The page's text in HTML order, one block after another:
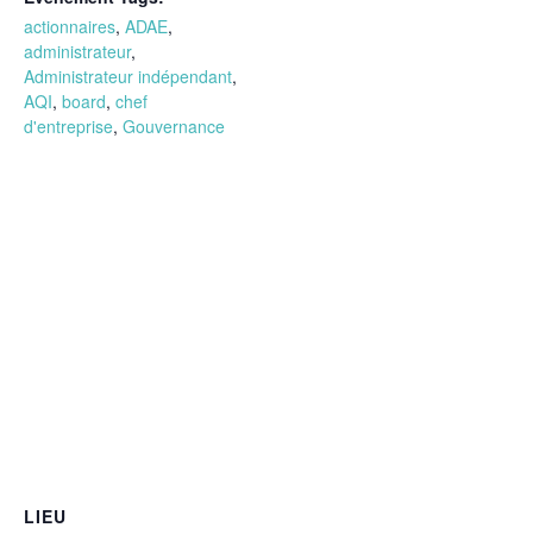
actionnaires, ADAE,
administrateur,
Administrateur indépendant,
AQI, board, chef
d'entreprise, Gouvernance
LIEU